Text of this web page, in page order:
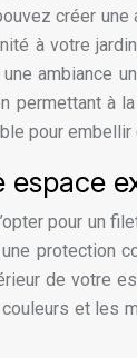
créer
à votre
ambiance
permettant
pour
pour un
de votre
et